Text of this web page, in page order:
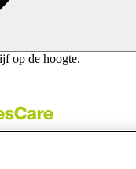
op de hoogte.